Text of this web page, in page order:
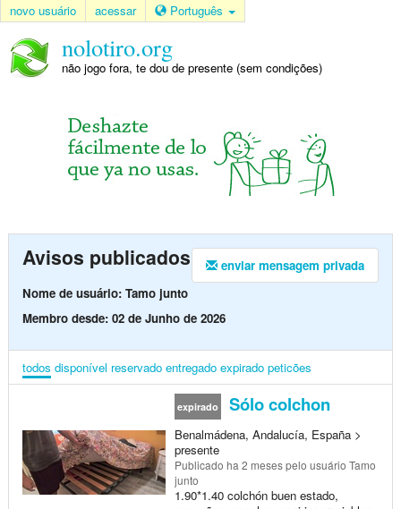
novo usuário acessar Português
nolotiro.org
não jogo fora, te dou de presente (sem condições)
enviar mensagem privada
Avisos publicados
Nome de usuário: Tamo junto
Membro desde: 02 de Junho de 2026
todos disponível reservado entregado expirado peticões
expirado Sólo colchon
Benalmádena, Andalucía, España >
presente
Publicado ha 2 mesespelo usuário Tamo
junto
1.90*1.40 colchón buen estado,